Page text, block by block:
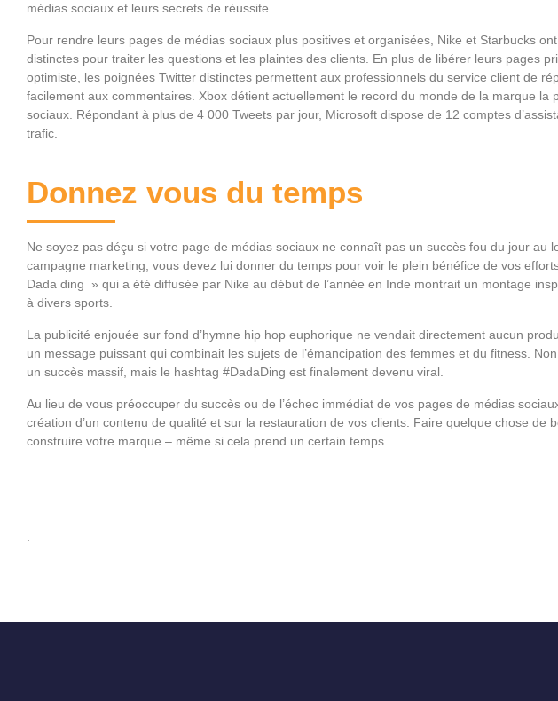
médias sociaux et leurs secrets de réussite.
Pour rendre leurs pages de médias sociaux plus positives et organisées, Nike et Starbucks
distinctes pour traiter les questions et les plaintes des clients. En plus de libérer leurs pages
optimiste, les poignées Twitter distinctes permettent aux professionnels du service client de
facilement aux commentaires. Xbox détient actuellement le record du monde de la marque la
sociaux. Répondant à plus de 4 000 Tweets par jour, Microsoft dispose de 12 comptes
trafic.
Donnez vous du temps
Ne soyez pas déçu si votre page de médias sociaux ne connaît pas un succès fou du jour au
campagne marketing, vous devez lui donner du temps pour voir le plein bénéfice de vos
Dada ding » qui a été diffusée par Nike au début de l’année en Inde montrait un montage
à divers sports.
La publicité enjouée sur fond d’hymne hip hop euphorique ne vendait directement aucun
un message puissant qui combinait les sujets de l’émancipation des femmes et du fitness.
un succès massif, mais le hashtag #DadaDing est finalement devenu viral.
Au lieu de vous préoccuper du succès ou de l’échec immédiat de vos pages de médias
création d’un contenu de qualité et sur la restauration de vos clients. Faire quelque chose de
construire votre marque – même si cela prend un certain temps.